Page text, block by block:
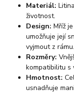
Materiál:
životnost.
Design: Mříž
umožňuje její
vyjmout z rámu.
Rozměry:
kompatibilitu s
Hmotnost:
usnadňuje